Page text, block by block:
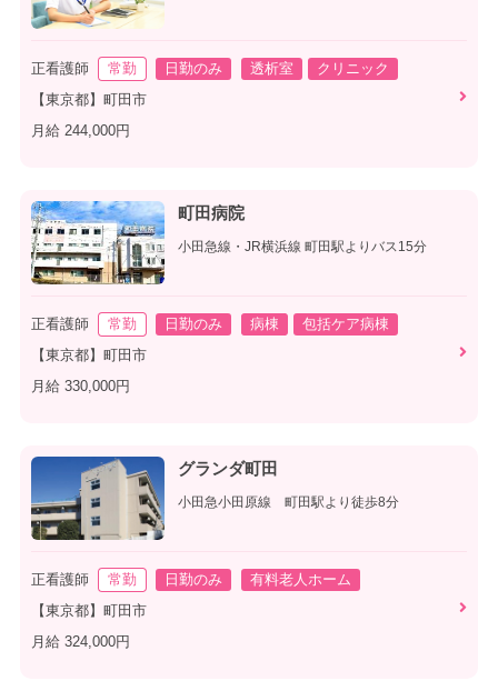
正看護師 常勤 日勤のみ 透析室
クリニック
【東京都】町田市
月給 244,000円
町田病院
小田急線・JR横浜線 町田駅よりバス15分
正看護師 常勤 日勤のみ 病棟
包括ケア病棟
【東京都】町田市
月給 330,000円
グランダ町田
小田急小田原線 町田駅より徒歩8分
正看護師 常勤 日勤のみ
有料老人ホーム
【東京都】町田市
月給 324,000円